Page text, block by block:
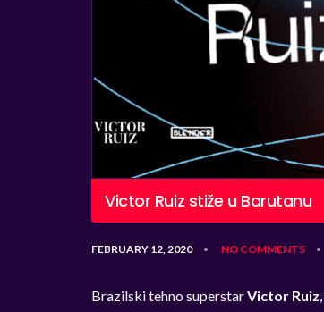
Victor Ruiz stiže u Barutanu
FEBRUARY 12, 2020 • NO COMMENTS •
Brazilski tehno superstarVictor Ruiz